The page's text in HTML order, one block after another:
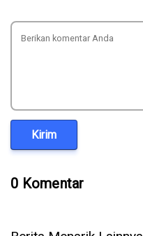
Kirim
0 Komentar